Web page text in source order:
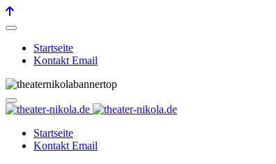
Startseite
Kontakt Email
Startseite
Kontakt Email